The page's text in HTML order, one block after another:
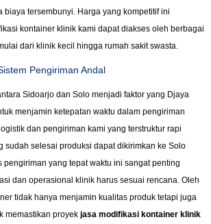
biaya tersembunyi. Harga yang kompetitif ini
kontainer klinik kami dapat diakses oleh berbagai
dari klinik kecil hingga rumah sakit swasta.
Pengiriman Andal
Sidoarjo dan Solo menjadi faktor yang Djaya
menjamin ketepatan waktu dalam pengiriman
dan pengiriman kami yang terstruktur rapi
sudah selesai produksi dapat dikirimkan ke Solo
pengiriman yang tepat waktu ini sangat penting
dan operasional klinik harus sesuai rencana. Oleh
tidak hanya menjamin kualitas produk tetapi juga
memastikan proyek jasa modifikasi kontainer klinik